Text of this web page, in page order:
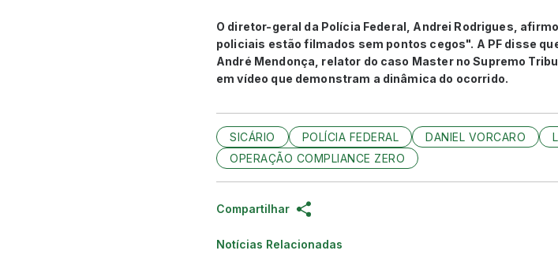
O diretor-geral da Polícia Federal, Andrei Rodrigues,
policiais estão filmados sem pontos cegos". A PF disse
André Mendonça, relator do caso Master no Supremo
em vídeo que demonstram a dinâmica do ocorrido.
SICÁRIO POLÍCIA FEDERAL DANIEL VORCARO
OPERAÇÃO COMPLIANCE ZERO
Compartilhar
Notícias Relacionadas